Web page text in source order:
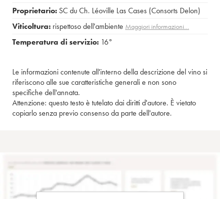
Proprietario: SC du Ch. Léoville Las Cases (Consorts Delon)
Viticoltura: rispettoso dell'ambiente Maggiori informazioni…
Temperatura di servizio: 16°
Le informazioni contenute all'interno della descrizione del vino si
riferiscono alle sue caratteristiche generali e non sono
specifiche dell'annata.
Attenzione: questo testo è tutelato dai diritti d'autore. È vietato
copiarlo senza previo consenso da parte dell'autore.